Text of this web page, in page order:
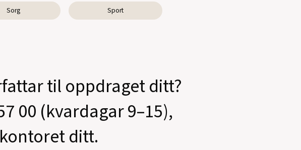
Sorg Sport
til oppdraget ditt?
00 (kvardagar 9–15),
ditt.